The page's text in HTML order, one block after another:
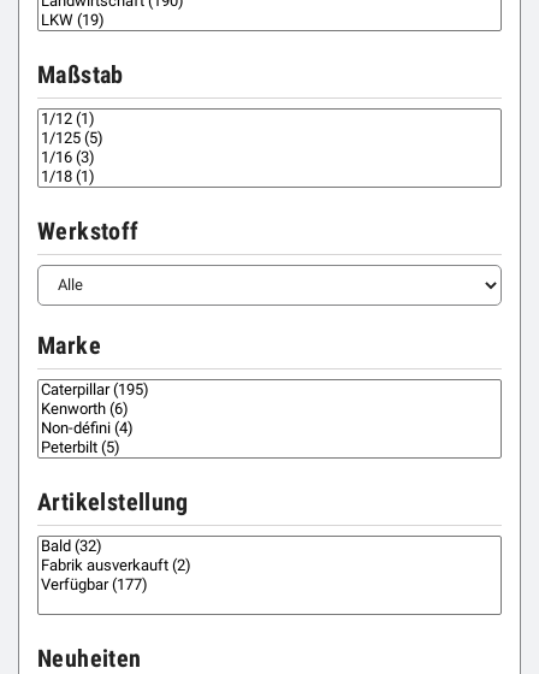
Maßstab
Werkstoff
Marke
Artikelstellung
Neuheiten